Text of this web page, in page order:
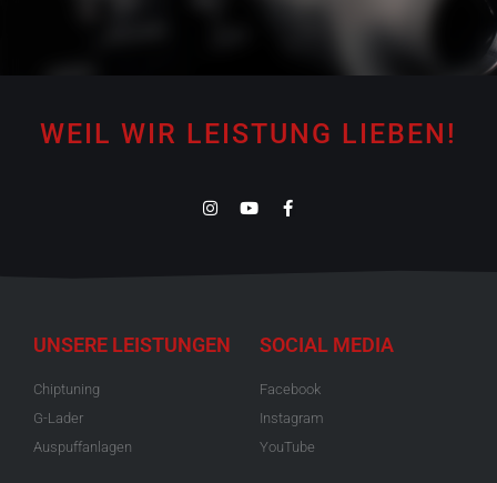
WEIL WIR LEISTUNG LIEBEN!
UNSERE LEISTUNGEN
Chiptuning
G-Lader
Auspuffanlagen
SOCIAL MEDIA
Facebook
Instagram
YouTube